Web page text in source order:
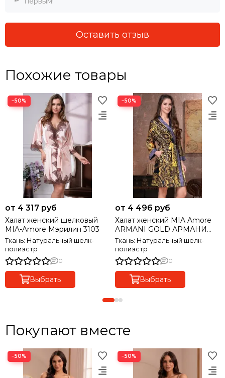
Оставить отзыв
Похожие товары
−50%
от 4 317 руб
Халат женский шелковый
MIA-Amore Мэрилин 3103
Ткань: Натуральный шелк-
полиэстр
0
Выбрать
−50%
от 4 496 руб
Халат женский MIA Amore
ARMANI GOLD АРМАНИ
ГОЛД 3493
Ткань: Натуральный шелк-
полиэстр
0
Выбрать
Покупают вместе
−50% −50%